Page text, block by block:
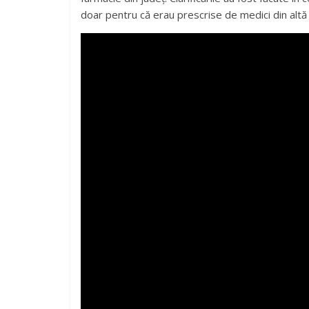
doar pentru că erau prescrise de medici din